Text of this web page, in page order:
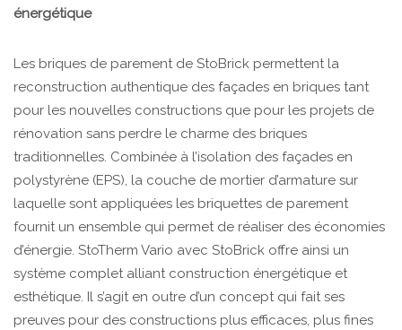
énergétique
Les briques de parement de StoBrick permettent la
reconstruction authentique des façades en briques tant
pour les nouvelles constructions que pour les projets de
rénovation sans perdre le charme des briques
traditionnelles. Combinée à l’isolation des façades en
polystyrène (EPS), la couche de mortier d’armature sur
laquelle sont appliquées les briquettes de parement
fournit un ensemble qui permet de réaliser des économies
d’énergie. StoTherm Vario avec StoBrick offre ainsi un
système complet alliant construction énergétique et
esthétique. Il s’agit en outre d’un concept qui fait ses
preuves pour des constructions plus efficaces, plus fines